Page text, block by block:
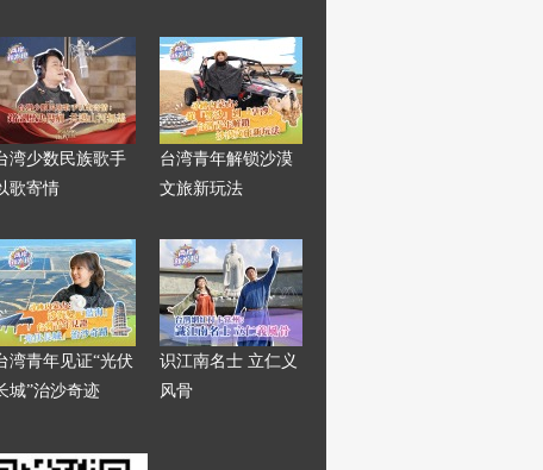
湾少数民族歌手
歌寄情
台湾青年解锁沙漠
文旅新玩法
湾青年见证“光伏
城”治沙奇迹
识江南名士 立仁义
风骨